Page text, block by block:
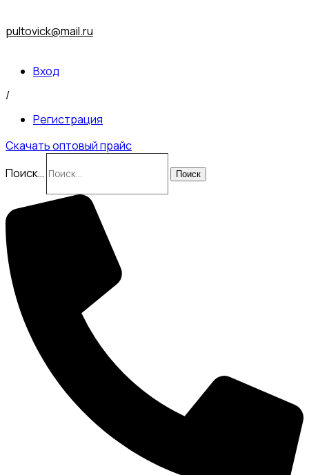
pultovick@mail.ru
Вход
/
Регистрация
Скачать оптовый прайс
Поиск…
Поиск